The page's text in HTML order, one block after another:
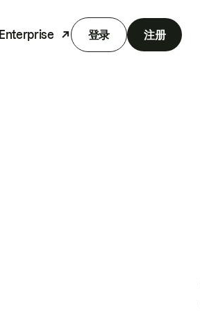
Enterprise 登录 注册